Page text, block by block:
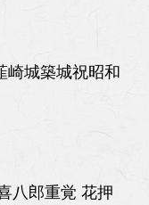
崎城築城祝昭和
八郎重覚 花押